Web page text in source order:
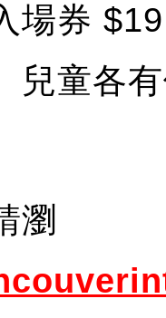
場券
兒童各
瀏